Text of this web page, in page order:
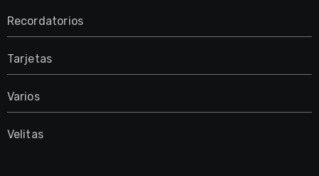
Recordatorios
Tarjetas
Varios
Velitas